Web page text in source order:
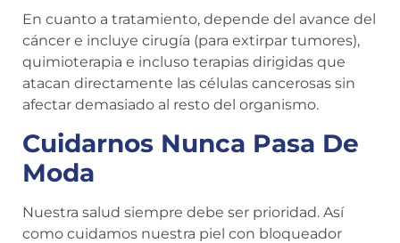
En cuanto a tratamiento, depende del avance del
cáncer e incluye cirugía (para extirpar tumores),
quimioterapia e incluso terapias dirigidas que
atacan directamente las células cancerosas sin
afectar demasiado al resto del organismo.
Cuidarnos Nunca Pasa De
Moda
Nuestra salud siempre debe ser prioridad. Así
como cuidamos nuestra piel con bloqueador